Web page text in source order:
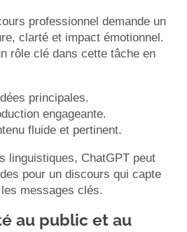
professionnel demande un
clarté et impact émotionnel.
rôle clé dans cette tâche en
principales.
engageante.
fluide et pertinent.
linguistiques, ChatGPT peut
pour un discours qui capte
messages clés.
au public et au